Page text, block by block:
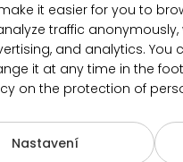
4.9/5 (10481x)
it easier for you to
traffic
and analytics. You
it at any time in the
on the protection of
Nastavení